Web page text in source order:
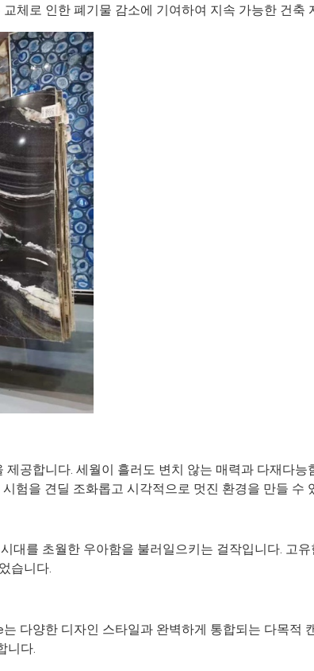
체로 인한 폐기물 감소에 기여하여 지속 가능한 건축
공합니다. 세월이 흘러도 변치 않는 매력과 다재다
험을 견딜 조화롭고 시각적으로 멋진 환경을 만들 수
대를 초월한 우아함을 불러일으키는 걸작입니다. 고
습니다.
다양한 디자인 스타일과 완벽하게 통합되는 다목적
니다.